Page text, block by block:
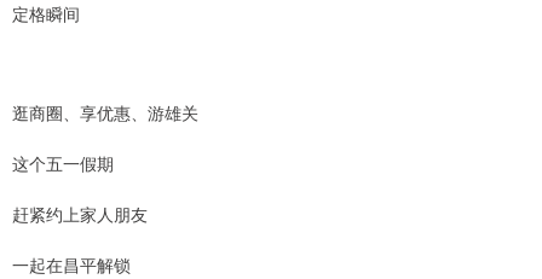
定格瞬间
逛商圈、享优惠、游雄关
这个五一假期
赶紧约上家人朋友
一起在昌平解锁